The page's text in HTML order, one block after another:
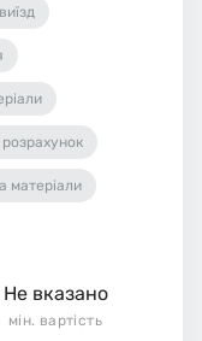
розрахунок
матеріали
Не вказано
мін. вартість